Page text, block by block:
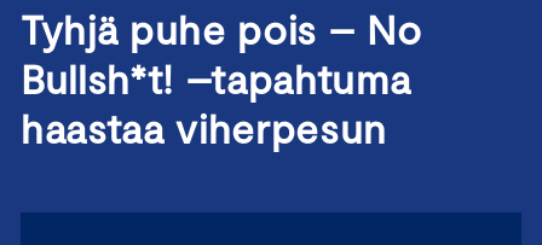
Tyhjä puhe pois – No
Bullsh*t! –tapahtuma
haastaa viherpesun